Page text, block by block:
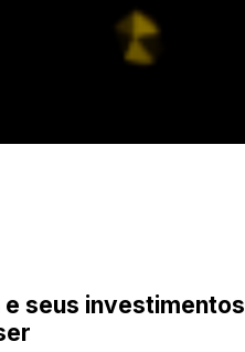
e seus investimentos